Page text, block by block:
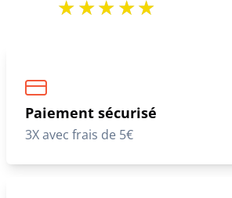
Paiement sécurisé
3X avec frais de 5€